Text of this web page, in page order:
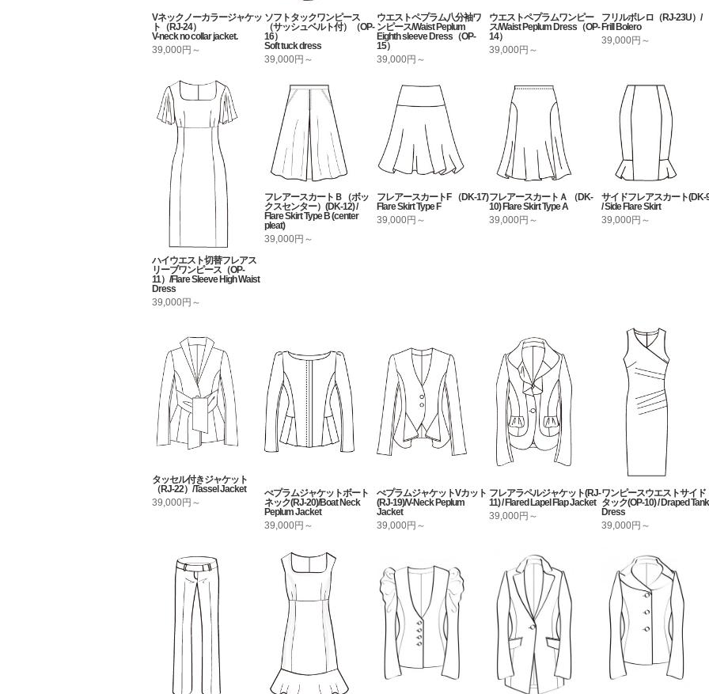
Vネックノーカラージャケッ
ト（RJ-24）
V-neck no collar jacket.
39,000円～
ソフトタックワンピース
（サッシュベルト付）（OP-
16）
Soft tuck dress
39,000円～
ウエストペプラム八分袖ワ
ンピース/Waist Peplum
Eighth sleeve Dress（OP-
15）
39,000円～
ウエストペプラムワンピー
ス/Waist Peplum Dress（OP-
14）
39,000円～
フリルボレロ（RJ-23U）/
Frill Bolero
39,000円～
ハイウエスト切替フレアス
リーブワンピース（OP-
11）/Flare Sleeve High Waist
Dress
39,000円～
フレアースカートＢ（ボッ
クスセンター）(DK-12) /
Flare Skirt Type B (center
pleat)
39,000円～
フレアースカートF （DK-17)
Flare Skirt Type F
39,000円～
フレアースカートＡ （DK-
10) Flare Skirt Type A
39,000円～
サイドフレアスカート(DK-
/ Side Flare Skirt
39,000円～
タッセル付きジャケット
（RJ-22）/Tassel Jacket
39,000円～
ぺプラムジャケットボート
ネック(RJ-20)/Boat Neck
Peplum Jacket
39,000円～
ぺプラムジャケットVカット
(RJ-19)/V-Neck Peplum
Jacket
39,000円～
フレアラペルジャケット(RJ-
11) / Flared Lapel Flap Jacket
39,000円～
ワンピースウエストサイド
タック(OP-10) / Draped Tank
Dress
39,000円～